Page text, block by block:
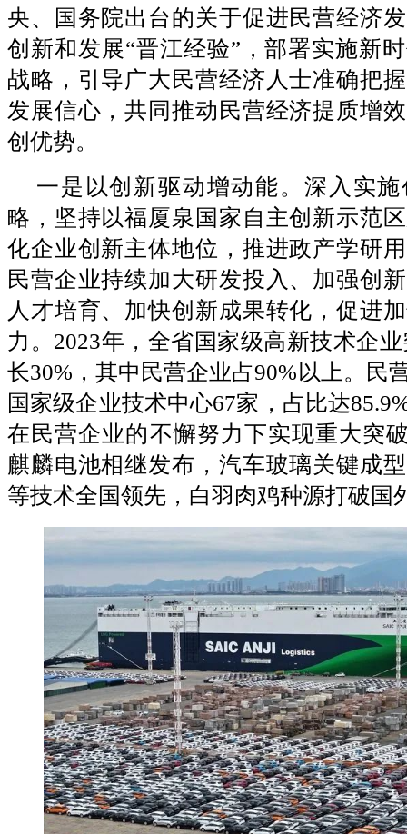
央、国务院出台的关于促进民营经济
创新和发展“晋江经验”，部署实施新
战略，引导广大民营经济人士准确把
发展信心，共同推动民营经济提质增
创优势。
一是以创新驱动增动能。深入实
略，坚持以福厦泉国家自主创新示范
化企业创新主体地位，推进政产学研
民营企业持续加大研发投入、加强创
人才培育、加快创新成果转化，促进
力。2023年，全省国家级高新技术企
长30%，其中民营企业占90%以上。民
国家级企业技术中心67家，占比达
在民营企业的不懈努力下实现重大突
麒麟电池相继发布，汽车玻璃关键成
等技术全国领先，白羽肉鸡种源打破国